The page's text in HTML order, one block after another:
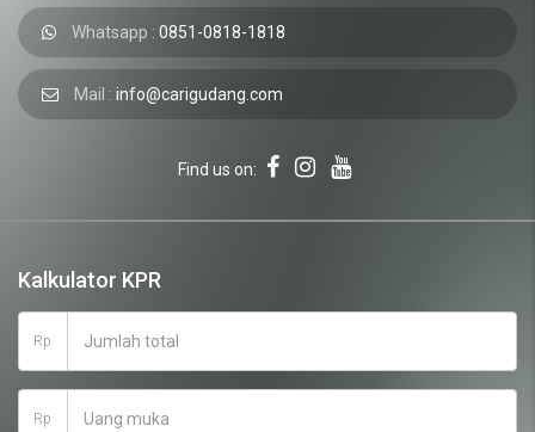
Whatsapp : 0851-0818-1818
Mail : info@carigudang.com
Find us on:
Kalkulator KPR
Rp
Rp